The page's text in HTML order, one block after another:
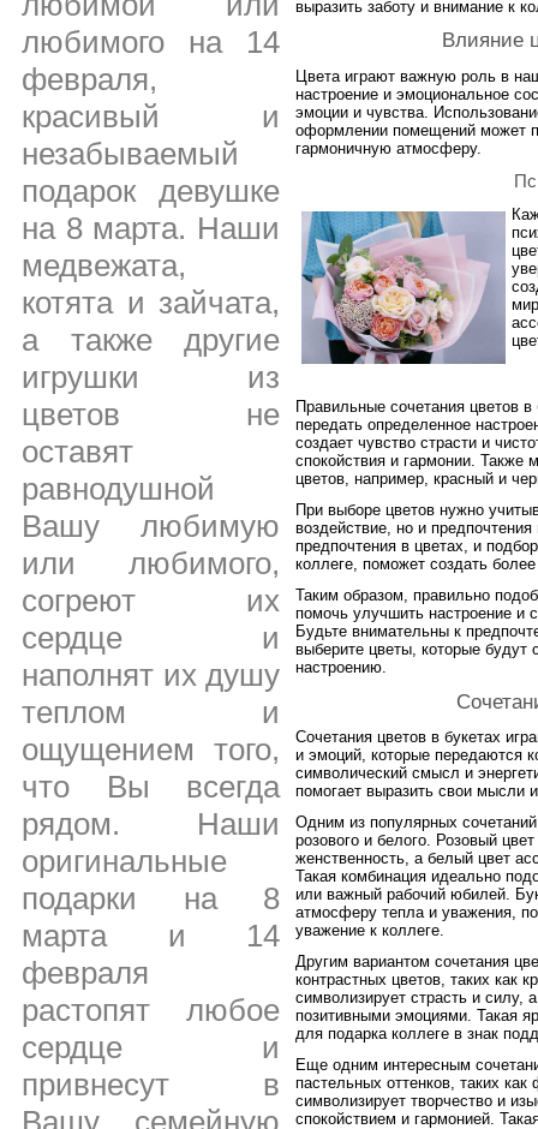
любимого на 14
февраля,
красивый и
незабываемый
подарок девушке
на 8 марта. Наши
медвежата,
котята и зайчата,
а также другие
игрушки из
цветов не
оставят
равнодушной
Вашу любимую
или любимого,
согреют их
сердце и
наполнят их душу
теплом и
ощущением того,
что Вы всегда
рядом. Наши
оригинальные
подарки на 8
марта и 14
февраля
растопят любое
сердце и
привнесут в
Вашу семейную
выразить заботу и внимание к
Влияние
Цвета играют важную роль в
настроение и эмоциональное
эмоции и чувства.
оформлении помещений может
гармоничную атмосферу.
Правильные сочетания цветов
передать определенное
создает чувство страсти и
спокойствия и гармонии. Также
цветов, например, красный и
При выборе цветов нужно
воздействие, но и
предпочтения в цветах, и
коллеге, поможет создать
Таким образом, правильно
помочь улучшить настроение и
Будьте внимательны к
выберите цветы, которые будут
настроению.
Сочетания цветов в букетах
и эмоций, которые передаются
символический смысл и
помогает выразить свои мысли
Одним из популярных
розового и белого. Розовый
женственность, а белый цвет
Такая комбинация идеально
или важный рабочий юбилей.
атмосферу тепла и уважения,
уважение к коллеге.
Другим вариантом сочетания
контрастных цветов, таких как
символизирует страсть и силу,
позитивными эмоциями. Такая
для подарка коллеге в знак
Еще одним интересным
пастельных оттенков, таких
символизирует творчество и
спокойствием и гармонией.